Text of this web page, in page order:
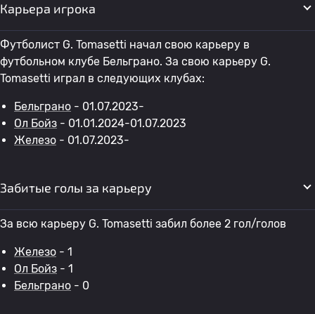
Карьера игрока
Футболист G. Tomasetti начал свою карьеру в
футбольном клубе Бельграно. За свою карьеру G.
Tomasetti играл в следующих клубах:
Бельграно - 01.07.2023-
Ол Бойз - 01.01.2024-01.07.2023
Железо - 01.07.2023-
Забитые голы за карьеру
За всю карьеру G. Tomasetti забил более 2 гол/голов
Железо - 1
Ол Бойз - 1
Бельграно - 0